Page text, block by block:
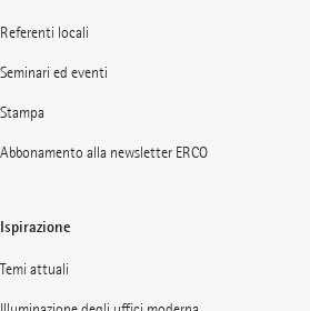
Referenti locali
Seminari ed eventi
Stampa
Abbonamento alla newsletter ERCO
Ispirazione
Temi attuali